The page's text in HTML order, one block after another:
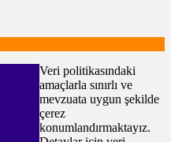
Veri politikasındaki
amaçlarla sınırlı ve
mevzuata uygun şekilde
çerez
konumlandırmaktayız.